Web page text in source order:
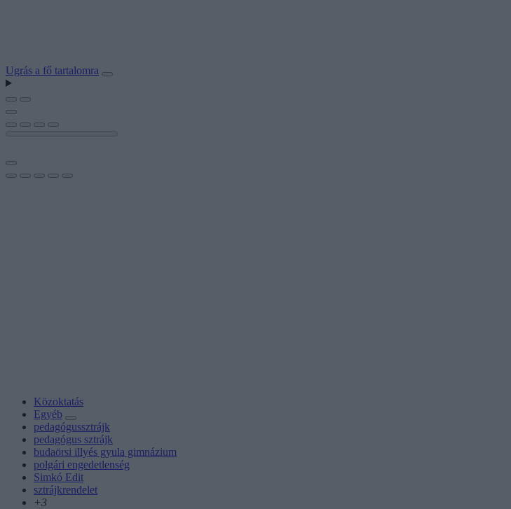
Ugrás a fő tartalomra
Közoktatás
Egyéb
pedagógussztrájk
pedagógus sztrájk
budaörsi illyés gyula gimnázium
polgári engedetlenség
Simkó Edit
sztrájkrendelet
+3